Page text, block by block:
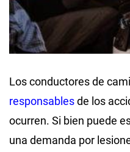
Los conductores de
responsablesde los
ocurren. Si bien puede
una demanda por